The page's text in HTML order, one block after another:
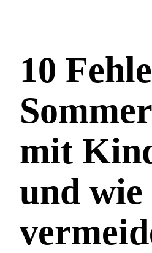
10
mit
und wie